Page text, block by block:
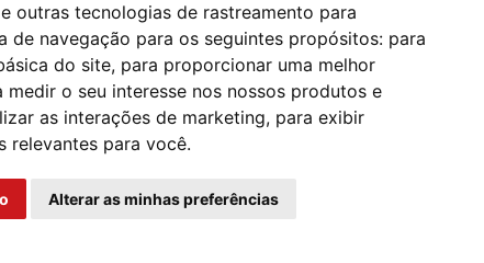
outras tecnologias de rastreamento para
de navegação para os seguintes propósitos: para
do site, para proporcionar uma melhor
medir o seu interesse nos nossos produtos e
as interações de marketing, para exibir
relevantes para você.
Alterar as minhas preferências